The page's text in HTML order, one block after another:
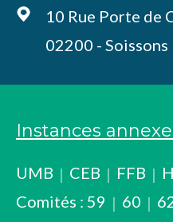
Instances
UMB CEB FFB
Comités : 59 60
10 Rue Porte de
02200 - Soissons